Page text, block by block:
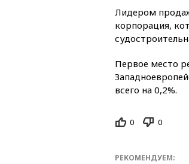
Лидером
корпорация,
Первое место
всего на 0,2%.
0 0
РЕКОМЕНДУЕМ: